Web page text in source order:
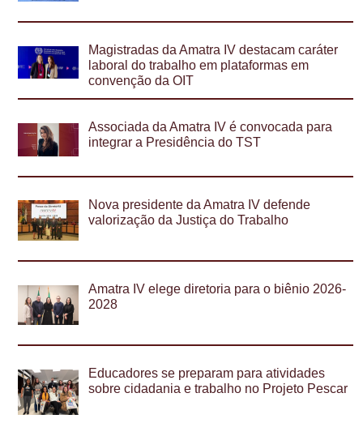
Magistradas da Amatra IV destacam caráter
laboral do trabalho em plataformas em
convenção da OIT
Associada da Amatra IV é convocada para
integrar a Presidência do TST
Nova presidente da Amatra IV defende
valorização da Justiça do Trabalho
Amatra IV elege diretoria para o biênio 2026-
2028
Educadores se preparam para atividades
sobre cidadania e trabalho no Projeto Pescar